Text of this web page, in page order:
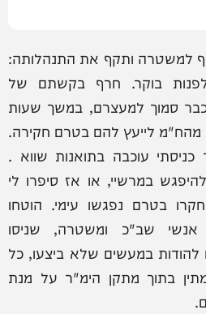
למשטרה ותקף את התנהלותה:
לפנות בוקר. חרף בקשתם של
סמוך למעצרם, במשך שעות
מהח"מ לייעץ להם בטרם חקירה.
עוכבה בתואנות שווא .
במרשיי, או אז סיפרו לי
בטרם נפגשו עימי. הוטחו
אנשי שב"כ ומשטרה, שניסו
במעשים שלא ביצעו, כל
בתוך מתקן הימ"ר על מנת